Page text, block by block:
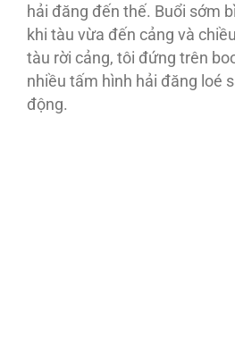
hải đăng đến thế. Buổi sớm
khi tàu vừa đến cảng và
tàu rời cảng, tôi đứng trên
nhiều tấm hình hải đăng loé
động.